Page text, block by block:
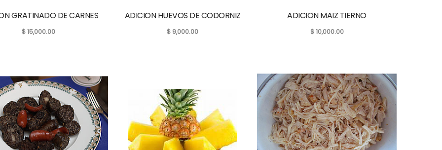
GRATINADO DE CARNES
$15,000.00
ADICION HUEVOS DE CODORNIZ
$ 9,000.00
ADICION MAIZ TIERNO
$10,000.00